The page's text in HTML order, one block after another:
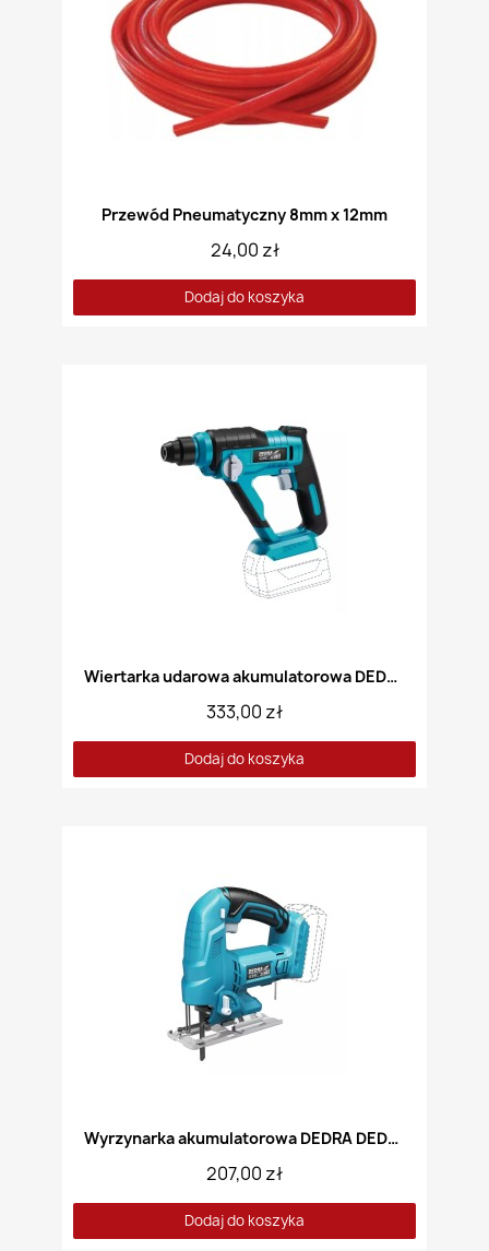
Przewód Pneumatyczny 8mm x 12mm
24,00 zł
Dodaj do koszyka
Wiertarka udarowa akumulatorowa DEDRA DED7047
333,00 zł
Dodaj do koszyka
Wyrzynarka akumulatorowa DEDRA DED7067
207,00 zł
Dodaj do koszyka